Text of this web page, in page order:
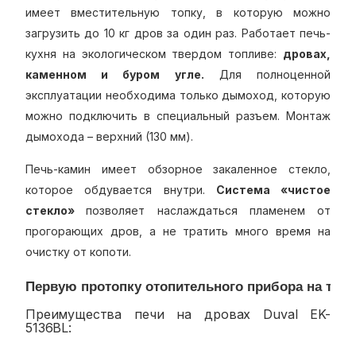
имеет вместительную топку, в которую можно
загрузить до 10 кг дров за один раз. Работает печь-
кухня на экологическом твердом топливе: дровах,
каменном и буром угле. Для полноценной
эксплуатации необходима только дымоход, которую
можно подключить в специальный разъем. Монтаж
дымохода – верхний (130 мм).
Печь-камин имеет обзорное закаленное стекло,
которое обдувается внутри. Система «чистое
стекло»позволяет наслаждаться пламенем от
прогорающих дров, а не тратить много время на
очистку от копоти.
Первую протопку отопительного прибора на
Преимущества печи на дровах Duval EK-
5136BL: